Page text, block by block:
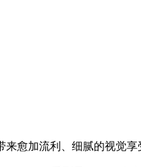
加流利、细腻的视觉